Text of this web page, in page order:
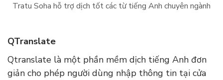
Tratu Soha hỗ trợ dịch tốt các từ tiếng Anh chuyên ngành
QTranslate
Qtranslate là một phần mềm dịch tiếng Anh đơn
giản cho phép người dùng nhập thông tin tại cửa